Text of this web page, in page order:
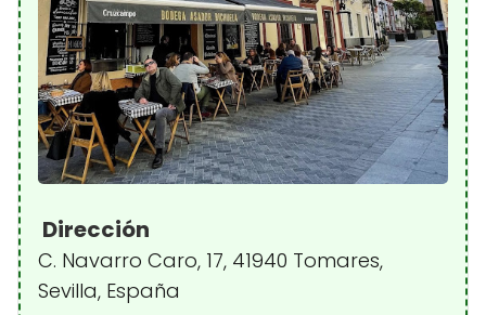
Dirección
C. Navarro Caro, 17, 41940 Tomares,
Sevilla, España